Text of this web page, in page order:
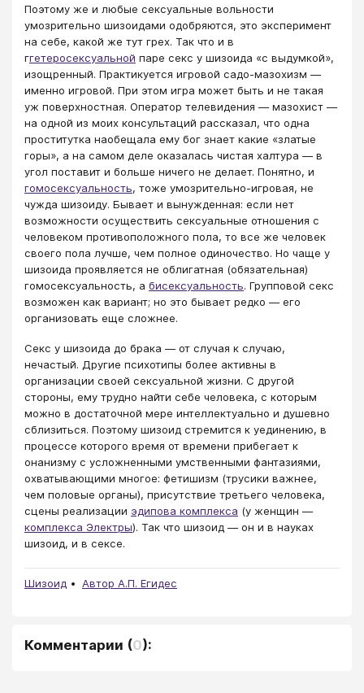
Поэтому же и любые сексуальные вольности
умозрительно шизоидами одобряются, это эксперимент
на себе, какой же тут грех. Так что и в
ггетеросексуальной паре секс у шизоида «с выдумкой»,
изощренный. Практикуется игровой садо-мазохизм —
именно игровой. При этом игра может быть и не такая
уж поверхностная. Оператор телевидения — мазохист —
на одной из моих консультаций рассказал, что одна
проститутка наобещала ему бог знает какие «златые
горы», а на самом деле оказалась чистая халтура — в
угол поставит и больше ничего не делает. Понятно, и
гомосексуальность, тоже умозрительно-игровая, не
чужда шизоиду. Бывает и вынужденная: если нет
возможности осуществить сексуальные отношения с
человеком противоположного пола, то все же человек
своего пола лучше, чем полное одиночество. Но чаще у
шизоида проявляется не облигатная (обязательная)
гомосексуальность, а бисексуальность. Групповой секс
возможен как вариант; но это бывает редко — его
организовать еще сложнее.
Секс у шизоида до брака — от случая к случаю,
нечастый. Другие психотипы более активны в
организации своей сексуальной жизни. С другой
стороны, ему трудно найти себе человека, с которым
можно в достаточной мере интеллектуально и душевно
сблизиться. Поэтому шизоид стремится к уединению, в
процессе которого время от времени прибегает к
онанизму с усложненными умственными фантазиями,
охватывающими многое: фетишизм (трусики важнее,
чем половые органы), присутствие третьего человека,
сцены реализации эдипова комплекса (у женщин —
комплекса Электры). Так что шизоид — он и в науках
шизоид, и в сексе.
Шизоид Автор А.П. Егидес
Комментарии (0):